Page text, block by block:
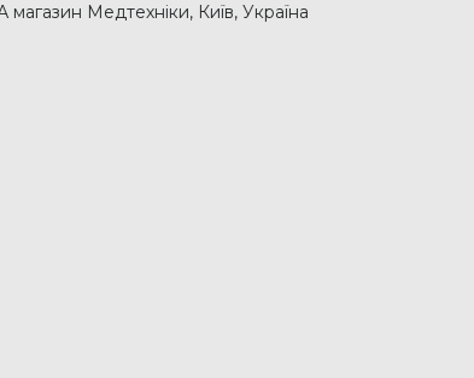
Медтехніки, Київ, Україна